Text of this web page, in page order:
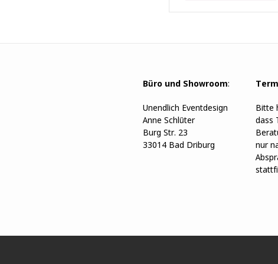
Büro und Showroom:
Unendlich Eventdesign
Anne Schlüter
Burg Str. 23
33014 Bad Driburg
Bitte
dass
nur